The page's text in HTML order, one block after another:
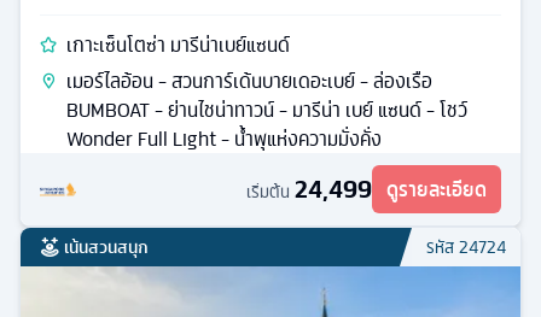
เกาะเซ็นโตซ่า มารีน่าเบย์แซนด์
เมอร์ไลอ้อน - สวนการ์เด้นบายเดอะเบย์ - ล่องเรือ
BUMBOAT - ย่านไชน่าทาวน์ - มารีน่า เบย์ แซนด์ - โชว์
Wonder Full Light - นํ้าพุแห่งความมั่งคั่ง
เริ่มต้น 24,499 ดูรายละเอียด
เน้นสวนสนุก รหัส24724